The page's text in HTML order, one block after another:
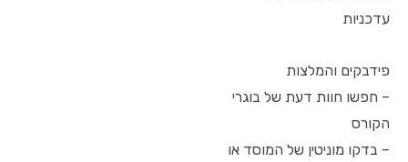
עדכניות
פידבקים והמלצות
– חפשו חוות דעת של בוגרי
הקורס
– בדקו מוניטין של המוסד או